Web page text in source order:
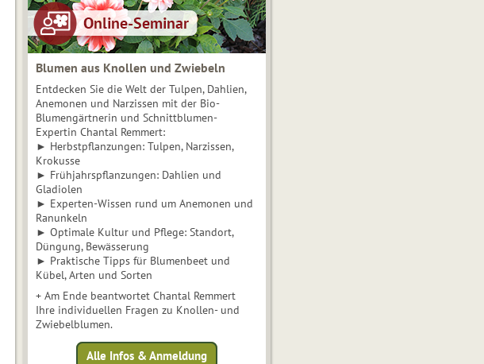
Blumen aus Knollen und Zwiebeln
Entdecken Sie die Welt der Tulpen, Dahlien,
Anemonen und Narzissen mit der Bio-
Blumengärtnerin und Schnittblumen-
Expertin Chantal Remmert:
► Herbstpflanzungen: Tulpen, Narzissen,
Krokusse
► Frühjahrspflanzungen: Dahlien und
Gladiolen
► Experten-Wissen rund um Anemonen und
Ranunkeln
► Optimale Kultur und Pflege: Standort,
Düngung, Bewässerung
► Praktische Tipps für Blumenbeet und
Kübel, Arten und Sorten
+ Am Ende beantwortet Chantal Remmert
Ihre individuellen Fragen zu Knollen- und
Zwiebelblumen.
Alle Infos & Anmeldung